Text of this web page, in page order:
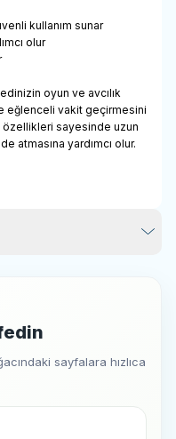
kullanım sunar
olur
oyun ve avcılık
eğlenceli vakit geçirmesini
özellikleri sayesinde uzun
atmasına yardımcı olur.
sayfalara hızlıca